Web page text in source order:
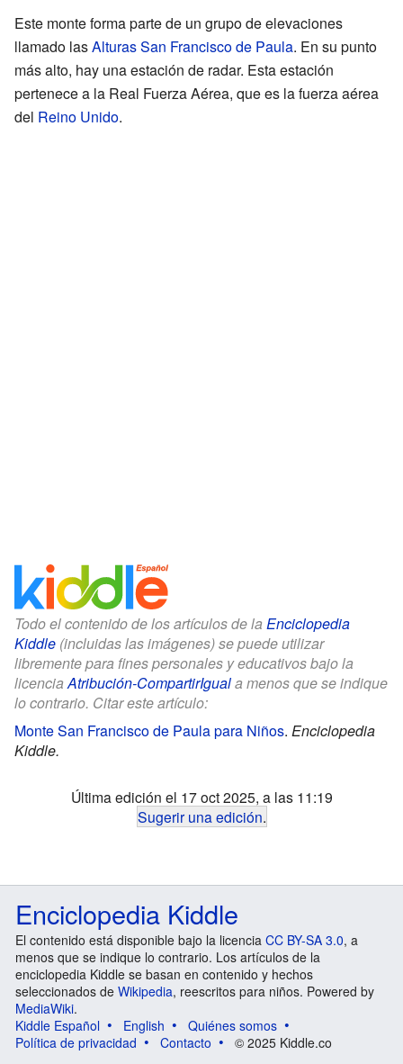
Este monte forma parte de un grupo de elevaciones
llamado lasAlturas San Francisco de Paula. En su punto
más alto, hay una estación de radar. Esta estación
pertenece a la Real Fuerza Aérea, que es la fuerza aérea
del Reino Unido.
Todo el contenido de los artículos de la Enciclopedia
Kiddle (incluidas las imágenes) se puede utilizar
libremente para fines personales y educativos bajo la
licenciaAtribución-CompartirIguala menos que se indique
lo contrario. Citar este artículo:
Monte San Francisco de Paula para Niños. Enciclopedia
Kiddle.
Última edición el 17 oct 2025, a las 11:19
Sugerir una edición.
Enciclopedia Kiddle
El contenido está disponible bajo la licencia CC BY-SA 3.0, a
menos que se indique lo contrario. Los artículos de la
enciclopedia Kiddle se basan en contenido y hechos
seleccionados de Wikipedia, reescritos para niños. Powered by
MediaWiki.
Kiddle Español
English
Quiénes somos
Política de privacidad
Contacto © 2025 Kiddle.co